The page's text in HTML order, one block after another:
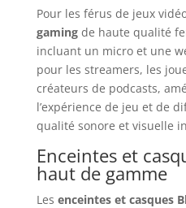
Pour les férus de jeux
gamingde haute qualité
incluant un micro et une
pour les streamers, les
créateurs de podcasts,
l’expérience de jeu et de
qualité sonore et visuelle
Enceintes et
haut de gamme
Les enceintes et casques